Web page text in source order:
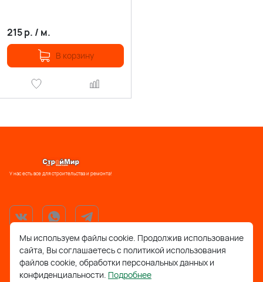
215р. / м.
В корзину
У нас есть все для строительства и ремонта!
support@stroymir48.ru
Мы используем файлы cookie. Продолжив использование
сайта, Вы соглашаетесь с политикой использования
файлов cookie, обработки персональных данных и
конфиденциальности. Подробнее